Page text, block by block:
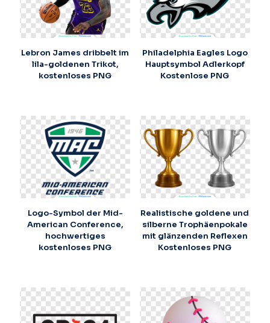
Lebron James dribbelt im
lila-goldenen Trikot,
kostenloses PNG
Philadelphia Eagles Logo
Hauptsymbol Adlerkopf
Kostenlose PNG
Logo-Symbol der Mid-
American Conference,
hochwertiges
kostenloses PNG
Realistische goldene und
silberne Trophäenpokale
mit glänzenden Reflexen
Kostenloses PNG